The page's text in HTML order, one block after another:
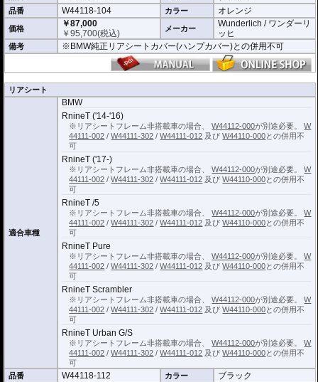
品番 W44118-104 カラー オレンジ
価格
￥87,000
￥95,700(税込) メーカー
Wunderlich / ワンダーリ
ッヒ
備考 ※BMW純正リアシートカバー(ハンプカバー)との併用不可
リアシート
適合車種
BMW
RnineT ('14-'16)
※リアシートフレーム非搭載車の場合、W44112-000が別途必要。W
44111-002 /W44111-302 /W44111-012 及びW44110-000との併用不
可
RnineT ('17-)
※リアシートフレーム非搭載車の場合、W44112-000が別途必要。W
44111-002 /W44111-302 /W44111-012 及びW44110-000との併用不
可
RnineT /5
※リアシートフレーム非搭載車の場合、W44112-000が別途必要。W
44111-002 /W44111-302 /W44111-012 及びW44110-000との併用不
可
RnineT Pure
※リアシートフレーム非搭載車の場合、W44112-000が別途必要。W
44111-002 /W44111-302 /W44111-012 及びW44110-000との併用不
可
RnineT Scrambler
※リアシートフレーム非搭載車の場合、W44112-000が別途必要。W
44111-002 /W44111-302 /W44111-012 及びW44110-000との併用不
可
RnineT Urban G/S
※リアシートフレーム非搭載車の場合、W44112-000が別途必要。W
44111-002 /W44111-302 /W44111-012 及びW44110-000との併用不
可
品番
W44118-112 カラー ブラック